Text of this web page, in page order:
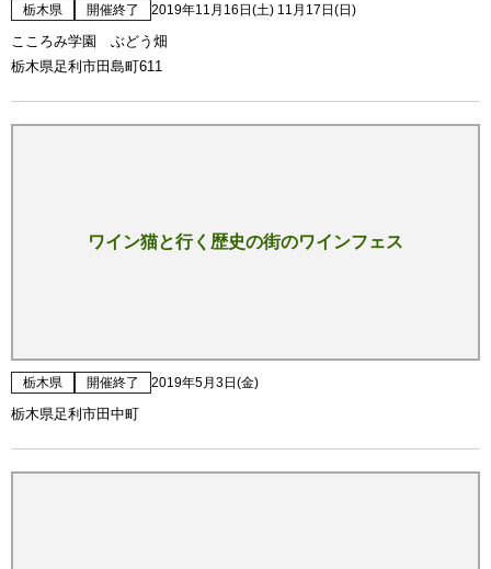
栃木県 開催終了 2019年11月16日(土) 11月17日(日)
こころみ学園 ぶどう畑
栃木県足利市田島町611
ワイン猫と行く歴史の街のワインフェス
栃木県 開催終了 2019年5月3日(金)
栃木県足利市田中町